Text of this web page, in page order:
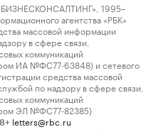
1995–
агентства «РБК»
массовой информации
в сфере связи,
коммуникаций
ИА №ФС77-63848) и сетевого
средства массовой
по надзору в сфере связи,
коммуникаций
ЭЛ №ФС77-82385)
letters@rbc.ru